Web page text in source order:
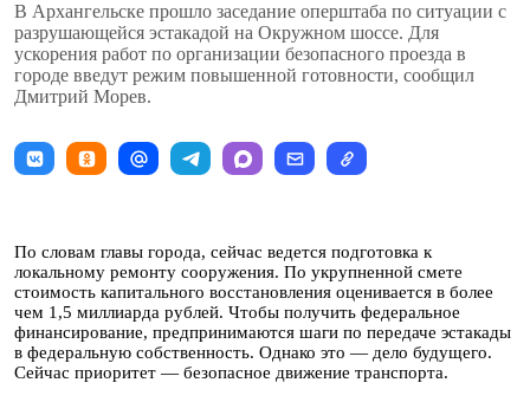
В Архангельске прошло заседание оперштаба по ситуации с
разрушающейся эстакадой на Окружном шоссе. Для
ускорения работ по организации безопасного проезда в
городе введут режим повышенной готовности, сообщил
Дмитрий Морев.
По словам главы города, сейчас ведется подготовка к
локальному ремонту сооружения. По укрупненной смете
стоимость капитального восстановления оценивается в более
чем 1,5 миллиарда рублей. Чтобы получить федеральное
финансирование, предпринимаются шаги по передаче эстакады
в федеральную собственность. Однако это — дело будущего.
Сейчас приоритет — безопасное движение транспорта.